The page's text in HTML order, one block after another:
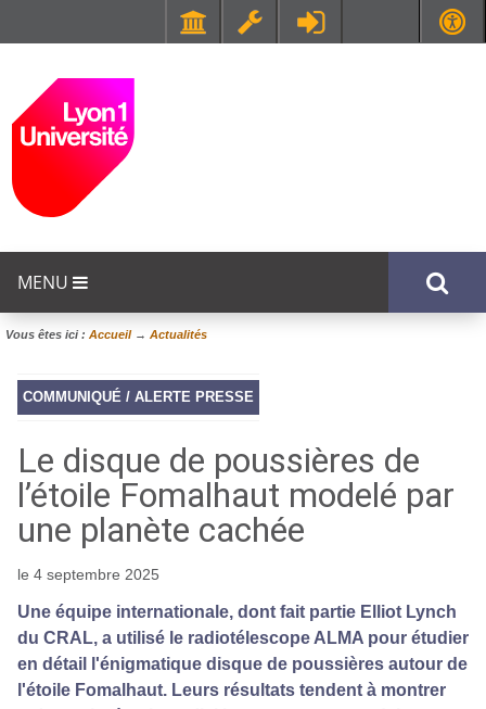
MENU
Vous êtes ici : Accueil→ Actualités
COMMUNIQUÉ / ALERTE PRESSE
Le disque de poussières de
l’étoile Fomalhaut modelé par
une planète cachée
le 4 septembre 2025
Une équipe internationale, dont fait partie Elliot Lynch
du CRAL, a utilisé le radiotélescope ALMA pour étudier
en détail l'énigmatique disque de poussières autour de
l'étoile Fomalhaut. Leurs résultats tendent à montrer